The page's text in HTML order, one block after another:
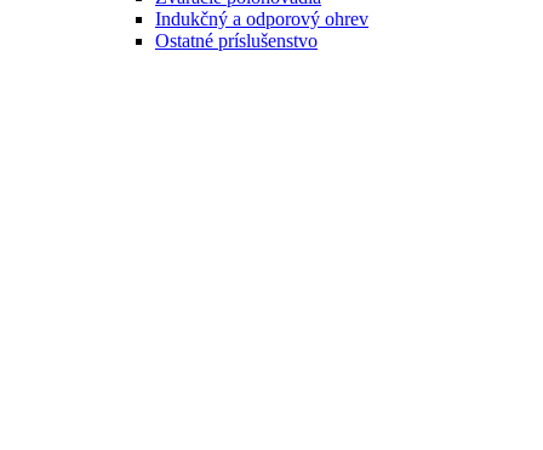
Indukčný a odporový ohrev
Ostatné príslušenstvo